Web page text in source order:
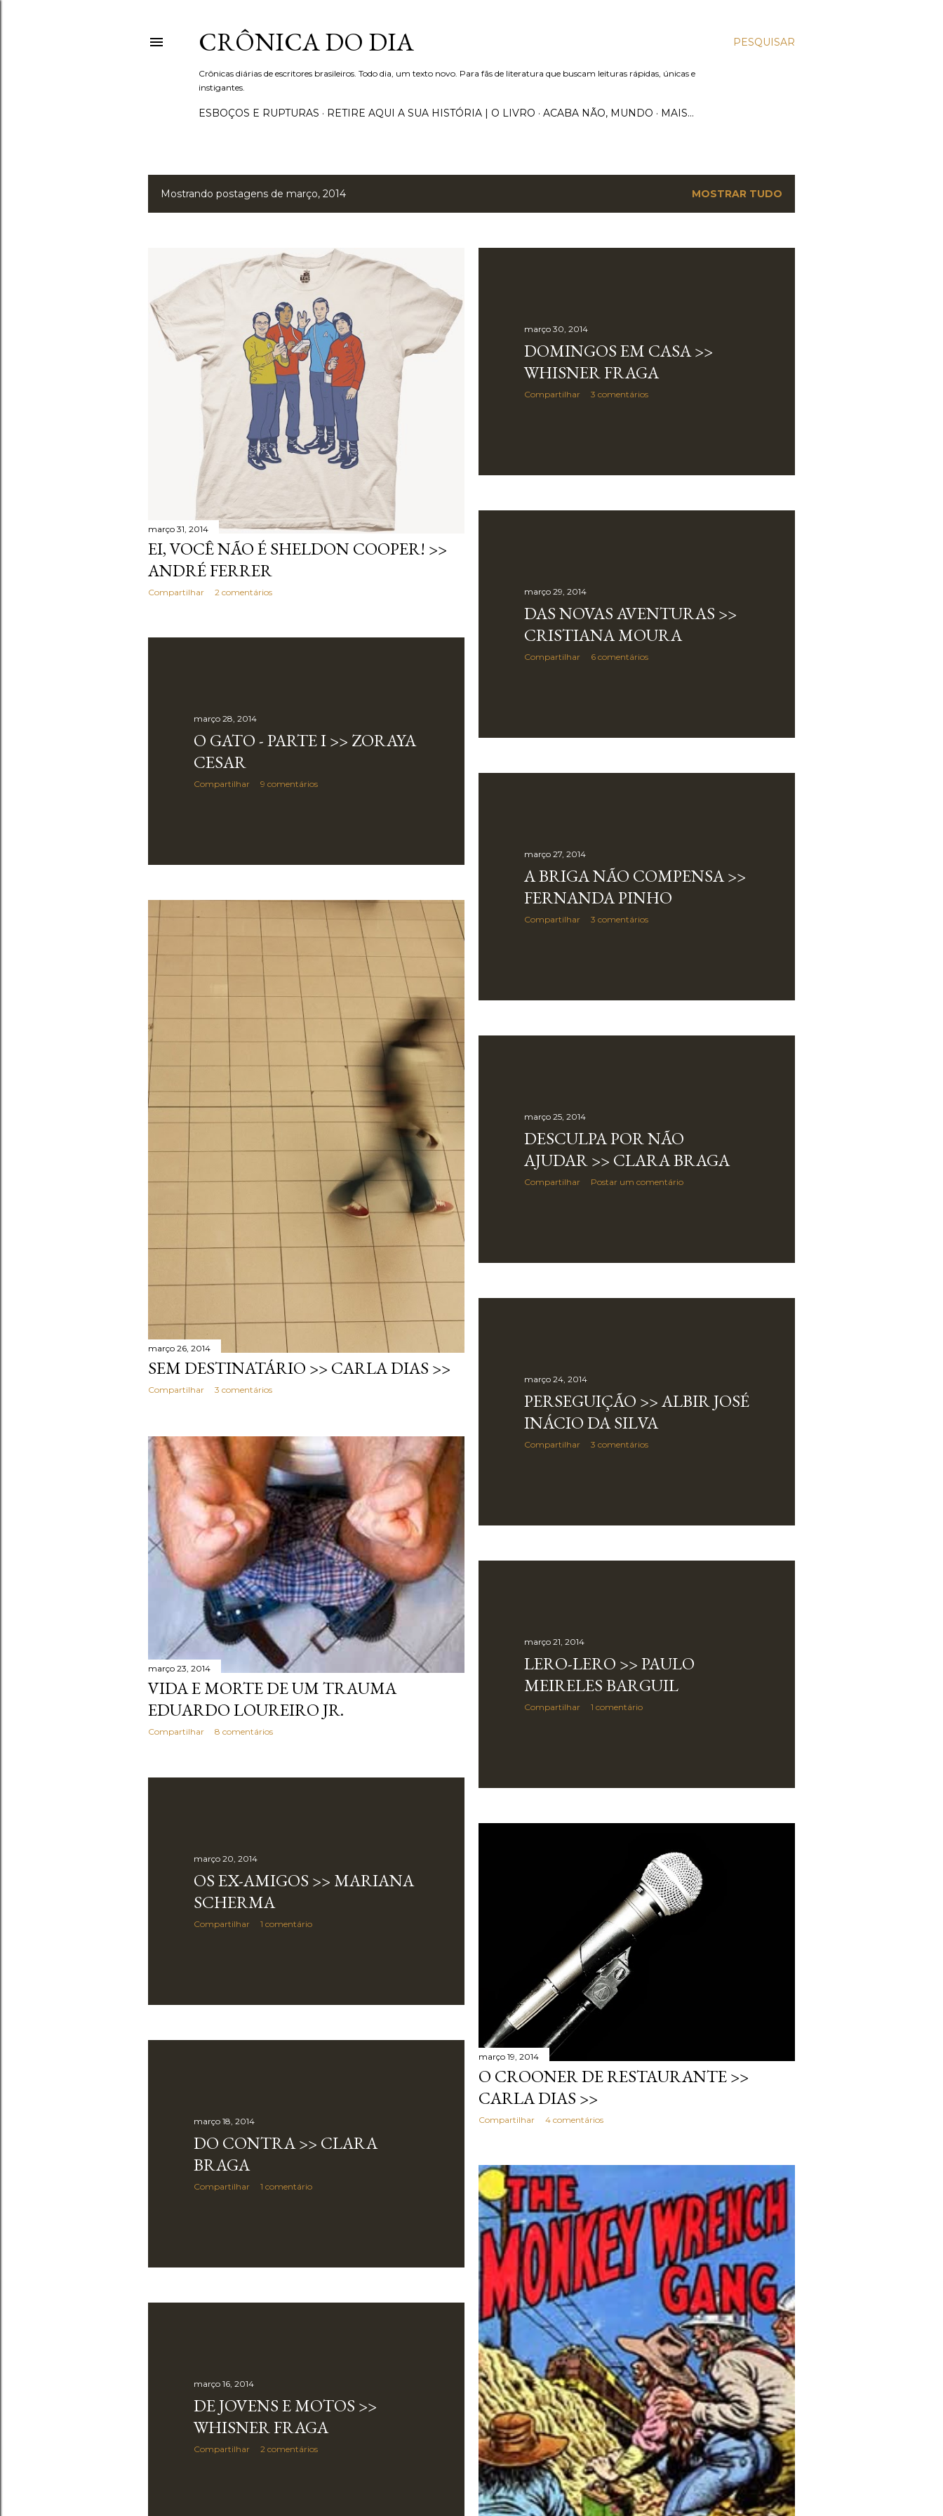
PESQUISAR
CRÔNICA DO DIA
Crônicas diárias de escritores brasileiros. Todo dia, um texto novo. Para fãs de literatura que buscam leituras rápidas, únicas e
instigantes.
ESBOÇOS E RUPTURAS RETIRE AQUI A SUA HISTÓRIA | O LIVRO ACABA NÃO, MUNDO MAIS…
P
a
Mostrando postagens de março, 2014 MOSTRAR TUDO
março 31, 2014
EI, VOCÊ NÃO É SHELDON COOPER! >>
ANDRÉ FERRER
Compartilhar 2 comentários
março 30, 2014
DOMINGOS EM CASA >>
WHISNER FRAGA
Compartilhar 3 comentários
março 29, 2014
DAS NOVAS AVENTURAS >>
CRISTIANA MOURA
Compartilhar 6 comentários
março 28, 2014
O GATO - PARTE I >> ZORAYA
CESAR
Compartilhar 9 comentários
março 27, 2014
A BRIGA NÃO COMPENSA >>
FERNANDA PINHO
Compartilhar 3 comentários
março 26, 2014
SEM DESTINATÁRIO >> CARLA DIAS >>
Compartilhar 3 comentários
março 25, 2014
DESCULPA POR NÃO
AJUDAR >> CLARA BRAGA
Compartilhar Postar um comentário
março 24, 2014
PERSEGUIÇÃO >> ALBIR JOSÉ
INÁCIO DA SILVA
Compartilhar 3 comentários
março 23, 2014
VIDA E MORTE DE UM TRAUMA
EDUARDO LOUREIRO JR.
Compartilhar 8 comentários
março 21, 2014
LERO-LERO >> PAULO
MEIRELES BARGUIL
Compartilhar 1 comentário
março 20, 2014
OS EX-AMIGOS >> MARIANA
SCHERMA
Compartilhar 1 comentário
março 19, 2014
O CROONER DE RESTAURANTE >>
CARLA DIAS >>
Compartilhar 4 comentários
março 18, 2014
DO CONTRA >> CLARA
BRAGA
Compartilhar 1 comentário
março 16, 2014
DE JOVENS E MOTOS >>
WHISNER FRAGA
Compartilhar 2 comentários